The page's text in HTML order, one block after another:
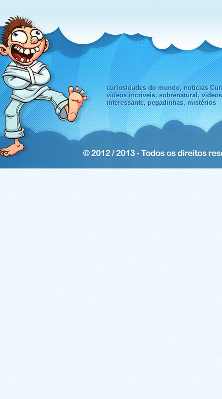
curiosidades do mundo, noticias
videos incriveis, sobrenatural,
interessante, pegadinhas, mistérios